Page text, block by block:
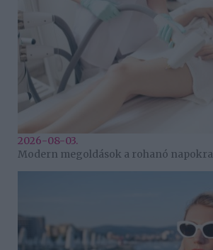
2026-08-03.
Modern megoldások a rohanó napokra